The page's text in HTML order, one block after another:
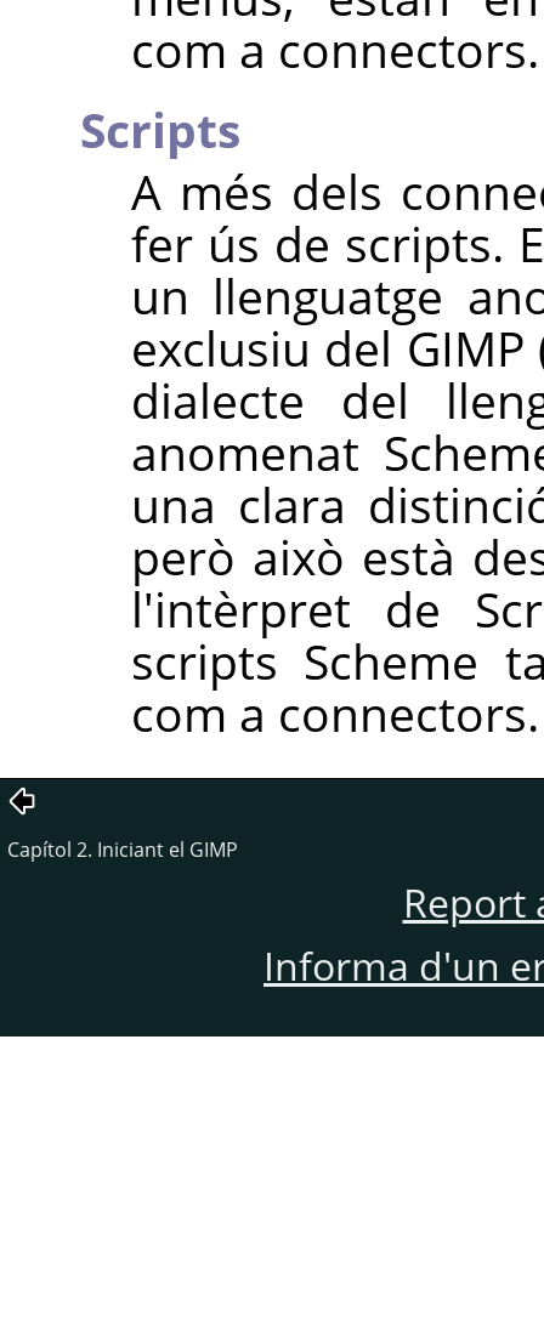
com a connectors.
Scripts
A més dels
fer ús de scripts.
un llenguatge
exclusiu delGIMP
dialecte del
anomenat
una clara
però això està
l'intèrpret de
scripts Scheme
com a connectors.
Capítol 2. Iniciant el GIMP
Report
Informa d'un